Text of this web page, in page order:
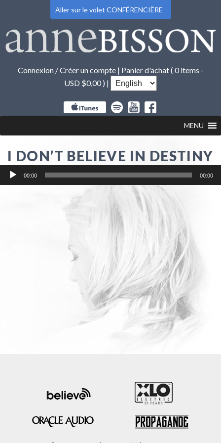
Aller sur le volet CONFÉRENCIÈRE
Connexion / Créer un compte| Panier d'achat ( 0 items -
USD $0,00 ) |
MENU
I DON’T BELIEVE IN DESTINY
Lecteur
audio
00:00 00:00